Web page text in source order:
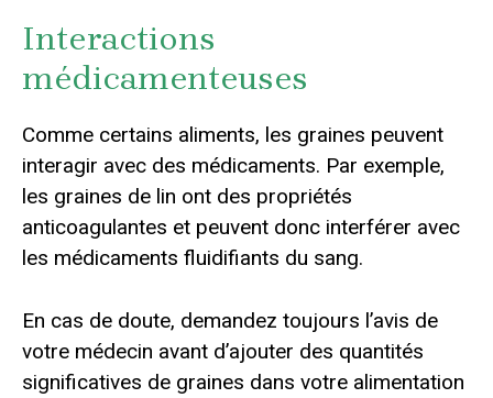
Interactions
médicamenteuses
Comme certains aliments, les graines peuvent
interagir avec des médicaments. Par exemple,
les graines de lin ont des propriétés
anticoagulantes et peuvent donc interférer avec
les médicaments fluidifiants du sang.
En cas de doute, demandez toujours l’avis de
votre médecin avant d’ajouter des quantités
significatives de graines dans votre alimentation